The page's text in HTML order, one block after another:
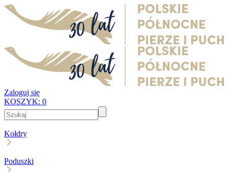
Zaloguj się
KOSZYK: 0
Kołdry
Poduszki